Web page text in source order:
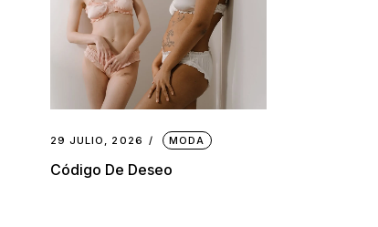
29 JULIO, 2026 MODA
Código De Deseo